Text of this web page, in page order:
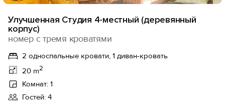
Улучшенная Студия 4-местный (деревянный
корпус)
номер с тремя кроватями
2 односпальные кровати, 1 диван-кровать
20 m2
Комнат: 1
Гостей: 4